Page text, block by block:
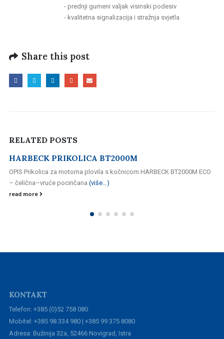
- prednji gumeni valjak visinski podesiv
- kvalitetna signalizacija i stražnja svjetla
Share this post
RELATED POSTS
HARBECK PRIKOLICA BT2000M
OPIS Prikolica za motorna plovila s kočnicom HARBECK BT2000M ECO
– čelična–vruće pocinčana(više…)
read more
KONTAKT
Telefon: +385 (0)52 758 080
Mobitel: +385 98 334 980 | +385 99 375 8080
Adresa: Bužinija 32a, 52466 Novigrad, Istra